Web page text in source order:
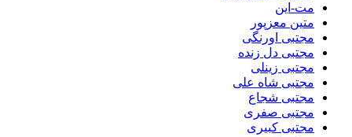
مت-این
متین معزپور
مجتبی اورنگی
مجتبی دل زنده
مجتبی زینلی
مجتبی شاه علی
مجتبی شجاع
مجتبی صفری
مجتبی کبیری